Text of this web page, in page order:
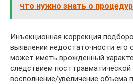
что нужно знать о
Инъекционная коррекция
выявлении недостаточности его
может иметь врожденный
следствием
восполнение/увеличение объема